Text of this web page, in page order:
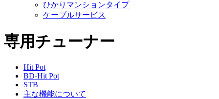
ひかりマンションタイプ
ケーブルサービス
専用チューナー
Hit Pot
BD-Hit Pot
STB
主な機能について